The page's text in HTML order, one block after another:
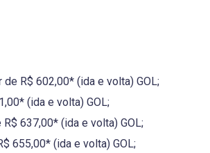
R$ 602,00* (ida e volta) GOL;
(ida e volta) GOL;
637,00* (ida e volta) GOL;
655,00* (ida e volta) GOL;